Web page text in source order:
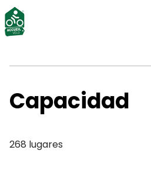
Capacidad
268 lugares